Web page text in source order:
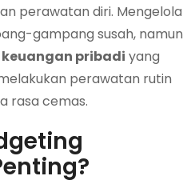
perawatan diri. Mengelola
gampang susah, namun
pribadi yang
perawatan rutin
rasa cemas.